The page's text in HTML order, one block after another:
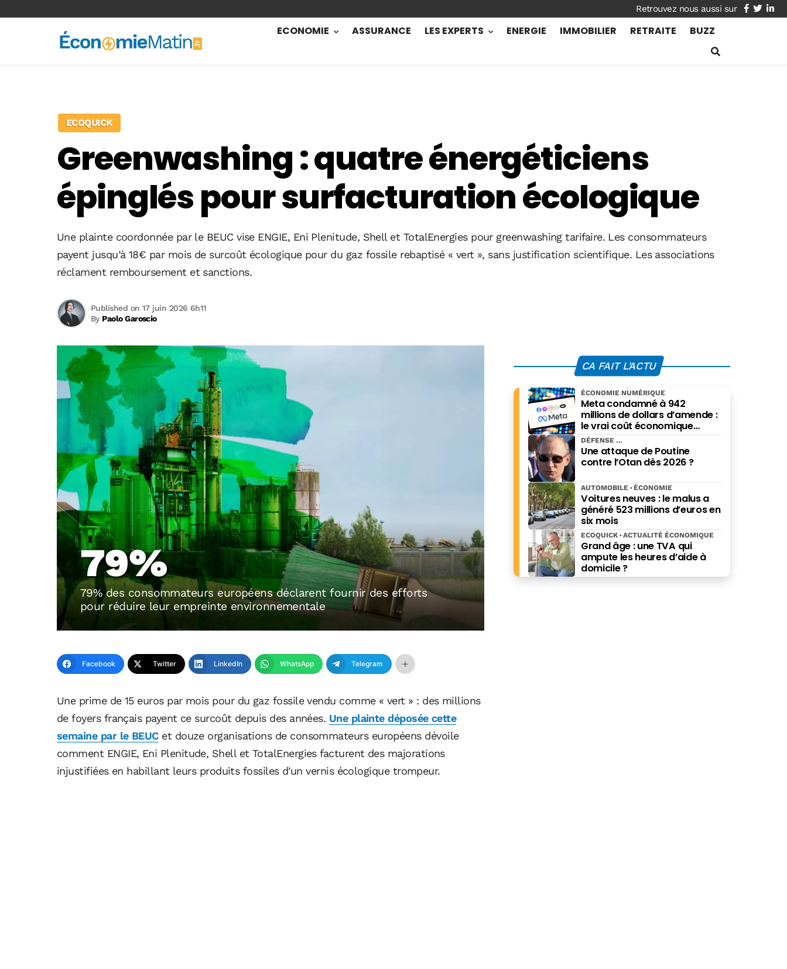
facebook
twitter
ECONOMIE ASSURANCE LES EXPERTS ENERGIE IMMOBILIER RETRAITE BUZZ
ECOQUICK
Greenwashing : quatre énergéticiens
épinglés pour surfacturation écologique
Une plainte coordonnée par le BEUC vise ENGIE, Eni Plenitude, Shell et TotalEnergies pour greenwashing tarifaire. Les consommateurs
payent jusqu’à 18€ par mois de surcoût écologique pour du gaz fossile rebaptisé « vert », sans justification scientifique. Les associations
réclament remboursement et sanctions.
By Paolo Garoscio
Published on 17 juin 2026 6h11
79%
79% des consommateurs européens déclarent fournir des efforts
pour réduire leur empreinte environnementale
Facebook Twitter LinkedIn WhatsApp Telegram
Une prime de 15 euros par mois pour du gaz fossile vendu comme « vert » : des millions
de foyers français payent ce surcoût depuis des années. Une plainte déposée cette
semaine par le BEUCet douze organisations de consommateurs européens dévoile
comment ENGIE, Eni Plenitude, Shell et TotalEnergies facturent des majorations
injustifiées en habillant leurs produits fossiles d'un vernis écologique trompeur.
CA FAIT L'ACTU
Meta condamné à 942
millions de dollars d’amende :
le vrai coût économique
imposé par le Nouveau-
Mexique
ÉCONOMIE NUMÉRIQUE
Une attaque de Poutine
contre l’Otan dès 2026 ?
DÉFENSE
Voitures neuves : le malus a
généré 523 millions d’euros en
six mois
AUTOMOBILE ÉCONOMIE
Grand âge : une TVA qui
ampute les heures d’aide à
domicile ?
ECOQUICK ACTUALITÉ ÉCONOMIQUE